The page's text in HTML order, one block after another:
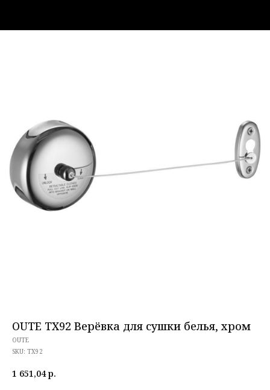
OUTE TX92 Верёвка для сушки белья, хром
OUTE
SKU: TX92
1 651,04 р.